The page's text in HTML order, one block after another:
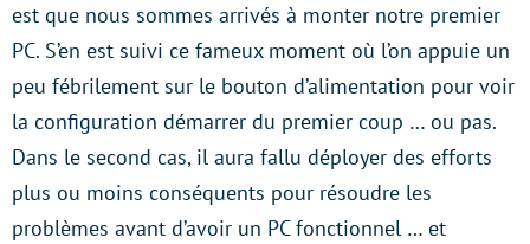
est que nous sommes arrivés à monter notre premier
PC. S’en est suivi ce fameux moment où l’on appuie un
peu fébrilement sur le bouton d’alimentation pour voir
la configuration démarrer du premier coup … ou pas.
Dans le second cas, il aura fallu déployer des efforts
plus ou moins conséquents pour résoudre les
problèmes avant d’avoir un PC fonctionnel … et